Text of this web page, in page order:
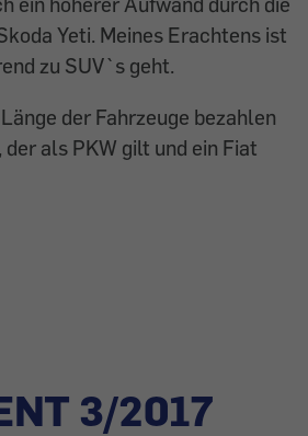
Yeti. Meines Erachtens ist
zu SUV`s geht.
der Fahrzeuge bezahlen
als PKW gilt und ein Fiat
3/2017